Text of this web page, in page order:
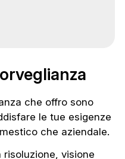
che offro sono
le tue esigenze
che aziendale.
visione